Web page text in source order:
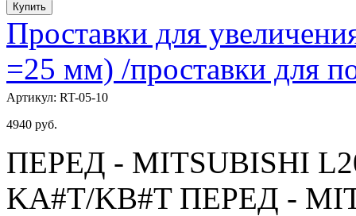
Купить
Проставки для
=25 мм) /проставки для
Артикул: RT-05-10
4940 руб.
ПЕРЕД - MITSUBISHI
KA#T/KB#T ПЕРЕД -